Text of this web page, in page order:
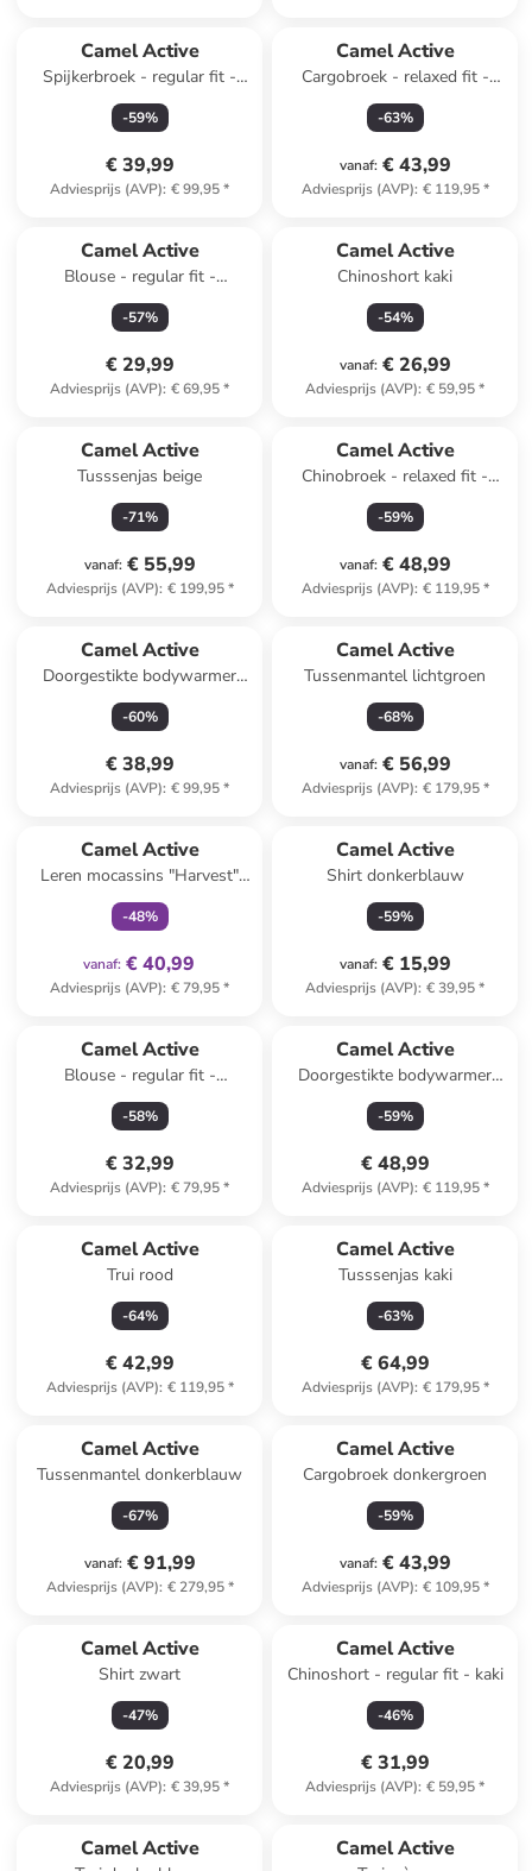
Camel Active
Spijkerbroek - regular fit -
blauw
-59%
€ 39,99
Adviesprijs (AVP): € 99,95*
Camel Active
Cargobroek - relaxed fit -
beige
-63%
vanaf: € 43,99
Adviesprijs (AVP): € 119,95*
Camel Active
Blouse - regular fit -
lichtblauw/donkerblauw
-57%
€ 29,99
Adviesprijs (AVP): € 69,95*
Camel Active
Chinoshort kaki
-54%
vanaf: € 26,99
Adviesprijs (AVP): € 59,95*
Camel Active
Tusssenjas beige
-71%
vanaf: € 55,99
Adviesprijs (AVP): € 199,95*
Camel Active
Chinobroek - relaxed fit -
donkerblauw
-59%
vanaf: € 48,99
Adviesprijs (AVP): € 119,95*
Camel Active
Doorgestikte bodywarmer
lichtblauw
-60%
€ 38,99
Adviesprijs (AVP): € 99,95*
Camel Active
Tussenmantel lichtgroen
-68%
vanaf: € 56,99
Adviesprijs (AVP): € 179,95*
Camel Active
Leren mocassins "Harvest"
kaki
-48%
vanaf: € 40,99
Adviesprijs (AVP): € 79,95*
Camel Active
Shirt donkerblauw
-59%
vanaf: € 15,99
Adviesprijs (AVP): € 39,95*
Camel Active
Blouse - regular fit -
donkerblauw
-58%
€ 32,99
Adviesprijs (AVP): € 79,95*
Camel Active
Doorgestikte bodywarmer
geel
-59%
€ 48,99
Adviesprijs (AVP): € 119,95*
Camel Active
Trui rood
-64%
€ 42,99
Adviesprijs (AVP): € 119,95*
Camel Active
Tusssenjas kaki
-63%
€ 64,99
Adviesprijs (AVP): € 179,95*
Camel Active
Tussenmantel donkerblauw
-67%
vanaf: € 91,99
Adviesprijs (AVP): € 279,95*
Camel Active
Cargobroek donkergroen
-59%
vanaf: € 43,99
Adviesprijs (AVP): € 109,95*
Camel Active
Shirt zwart
-47%
€ 20,99
Adviesprijs (AVP): € 39,95*
Camel Active
Chinoshort - regular fit - kaki
-46%
€ 31,99
Adviesprijs (AVP): € 59,95*
Camel Active Camel Active